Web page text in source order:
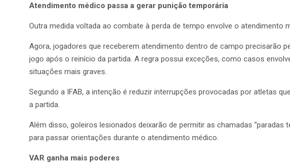
Atendimento médico passa a gerar punição temporária
Outra medida voltada ao combate à perda de tempo envolve o atendimento
Agora, jogadores que receberem atendimento dentro de campo precisarão
jogo após o reinício da partida. A regra possui exceções, como casos
situações mais graves.
Segundo a IFAB, a intenção é reduzir interrupções provocadas por atletas
a partida.
Além disso, goleiros lesionados deixarão de permitir as chamadas “paradas
para passar orientações durante o atendimento médico.
VAR ganha mais poderes